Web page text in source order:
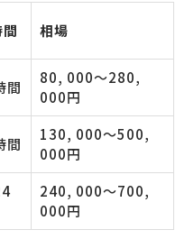
相場
間
80, 000〜280,
000円
間
130, 000〜500,
000円
240, 000〜700,
000円